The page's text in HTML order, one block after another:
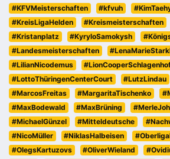
#KFVMeisterschaften
#kfvuh
#KreisLigaHelden
#Kreismeisterschaften
#Kristanplatz
#KyryloSamokysh
#Landesmeisterschaften
#LilianNicodemus
#LottoThüringenCenterCourt
#LutzLindau
#MarcosFreitas
#MargaritaTischenko
#MaxBodewald
#MaxBrüning
#MichaelGünzel
#Mitteldeutsche
#NicoMüller
#NiklasHalbeisen
#OlegsKartuzovs
#OliverWieland